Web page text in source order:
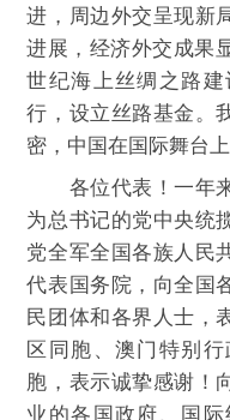
进，周边外交呈现新
进展，经济外交成果
世纪海上丝绸之路
行，设立丝路基金。
密，中国在国际舞台
各位代表！一年来
为总书记的党中央统
党全军全国各族人民
代表国务院，向全国
民团体和各界人士，
区同胞、澳门特别
胞，表示诚挚感谢！
业的各国政府、国